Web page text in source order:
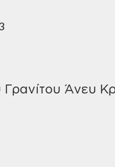
Γρανίτου Άνευ